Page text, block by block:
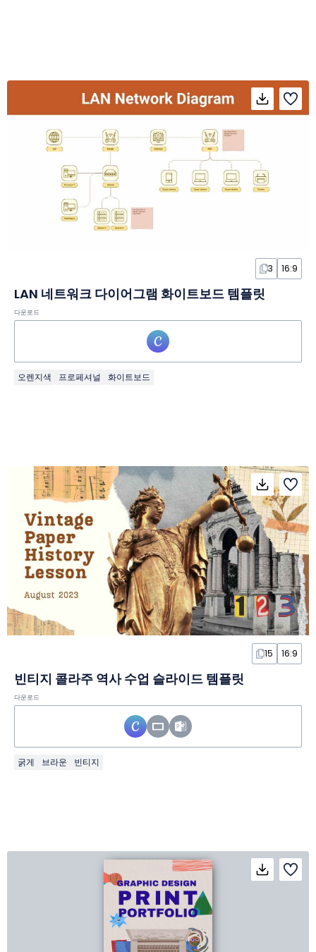
3 16:9
LAN 네트워크 다이어그램 화이트보드 템플릿
다운로드
오렌지색 프로페셔널 화이트보드
15 16:9
빈티지 콜라주 역사 수업 슬라이드 템플릿
다운로드
굵게 브라운 빈티지